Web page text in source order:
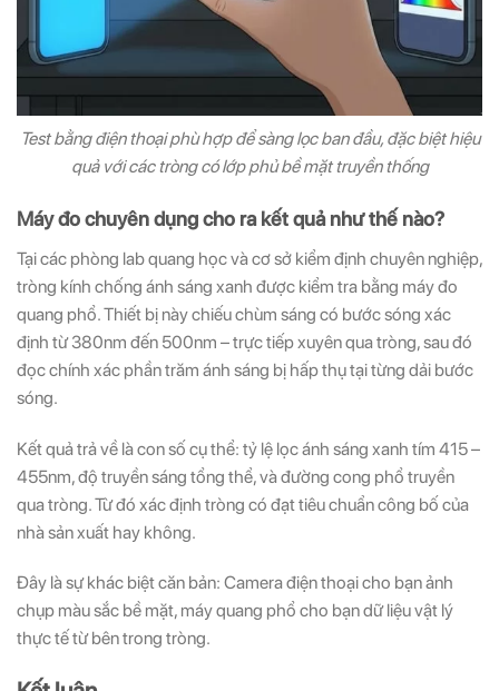
Test bằng điện thoại phù hợp để sàng lọc ban đầu, đặc biệt hiệu
quả với các tròng có lớp phủ bề mặt truyền thống
Máy đo chuyên dụng cho ra kết quả như thế nào?
Tại các phòng lab quang học và cơ sở kiểm định chuyên nghiệp,
tròng kính chống ánh sáng xanh được kiểm tra bằng máy đo
quang phổ. Thiết bị này chiếu chùm sáng có bước sóng xác
định từ 380nm đến 500nm – trực tiếp xuyên qua tròng, sau đó
đọc chính xác phần trăm ánh sáng bị hấp thụ tại từng dải bước
sóng.
Kết quả trả về là con số cụ thể: tỷ lệ lọc ánh sáng xanh tím 415 –
455nm, độ truyền sáng tổng thể, và đường cong phổ truyền
qua tròng. Từ đó xác định tròng có đạt tiêu chuẩn công bố của
nhà sản xuất hay không.
Đây là sự khác biệt căn bản: Camera điện thoại cho bạn ảnh
chụp màu sắc bề mặt, máy quang phổ cho bạn dữ liệu vật lý
thực tế từ bên trong tròng.